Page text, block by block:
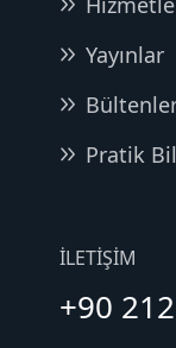
Yayınlar
Pratik
İLETIŞIM
+90